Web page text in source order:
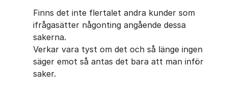
Finns det inte flertalet andra kunder som
ifrågasätter någonting angående dessa
sakerna.
Verkar vara tyst om det och så länge ingen
säger emot så antas det bara att man inför
saker.